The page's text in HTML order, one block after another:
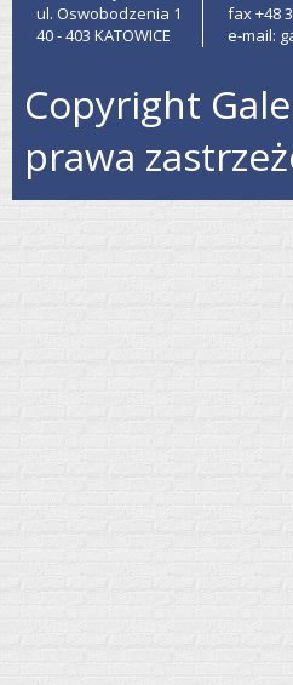
ul. Oswobodzenia 1
40 - 403 KATOWICE
fax +48
e-mail:
Copyright
prawa